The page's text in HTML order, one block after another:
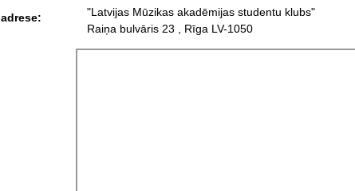
"Latvijas Mūzikas akadēmijas studentu klubs"
Raiņa bulvāris 23 , Rīga LV-1050